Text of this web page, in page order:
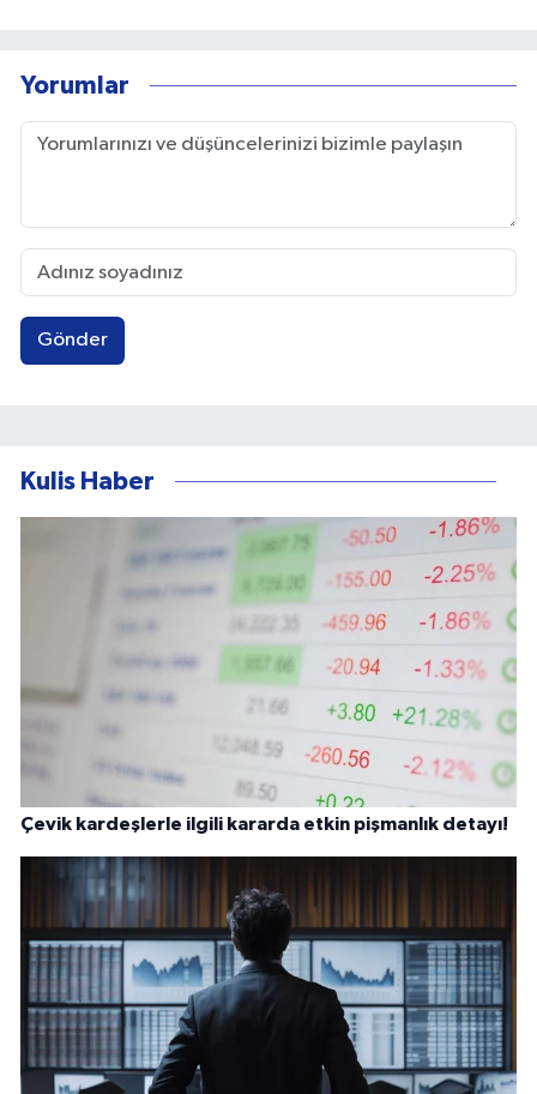
Yorumlar
Gönder
Kulis Haber
Çevik kardeşlerle ilgili kararda etkin pişmanlık detayı!